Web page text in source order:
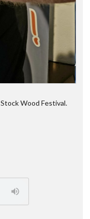
Wood Festival.